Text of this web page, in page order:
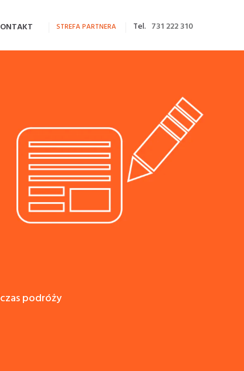
Tel. 731 222 310
STREFA PARTNERA
podróży